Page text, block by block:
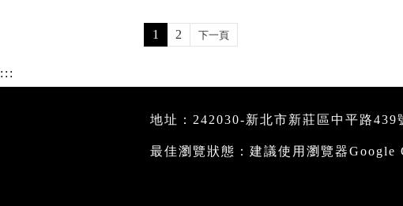
1 2 下一頁
:::
地址：242030-新北市新莊區中平路
最佳瀏覽狀態：建議使用瀏覽器